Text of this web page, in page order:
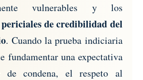
vulnerables y los
de credibilidad del
. Cuando la prueba indiciaria
fundamentar una expectativa
de condena, el respeto al